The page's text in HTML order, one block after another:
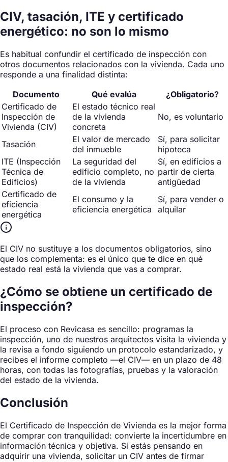
CIV, tasación, ITE y certificado
energético: no son lo mismo
Es habitual confundir el certificado de inspección con
otros documentos relacionados con la vivienda. Cada uno
responde a una finalidad distinta:
Documento
Qué evalúa
¿Obligatorio?
Certificado de
Inspección de
Vivienda (CIV)
El estado técnico real
de la vivienda
concreta
No, es voluntario
Tasación
El valor de mercado
del inmueble
Sí, para solicitar
hipoteca
ITE (Inspección
Técnica de
Edificios)
La seguridad del
edificio completo, no
de la vivienda
Sí, en edificios a
partir de cierta
antigüedad
Certificado de
eficiencia
energética
El consumo y la
eficiencia energética
Sí, para vender o
alquilar
El CIV no sustituye a los documentos obligatorios, sino
que los complementa: es el único que te dice en qué
estado real está la vivienda que vas a comprar.
¿Cómo se obtiene un certificado de
inspección?
El proceso con Revicasa es sencillo: programas la
inspección, uno de nuestros arquitectos visita la vivienda y
la revisa a fondo siguiendo un protocolo estandarizado, y
recibes el informe completo —el CIV— en un plazo de 48
horas, con todas las fotografías, pruebas y la valoración
del estado de la vivienda.
Conclusión
El Certificado de Inspección de Vivienda es la mejor forma
de comprar con tranquilidad: convierte la incertidumbre en
información técnica y objetiva. Si estás pensando en
adquirir una vivienda, solicitar un CIV antes de firmar